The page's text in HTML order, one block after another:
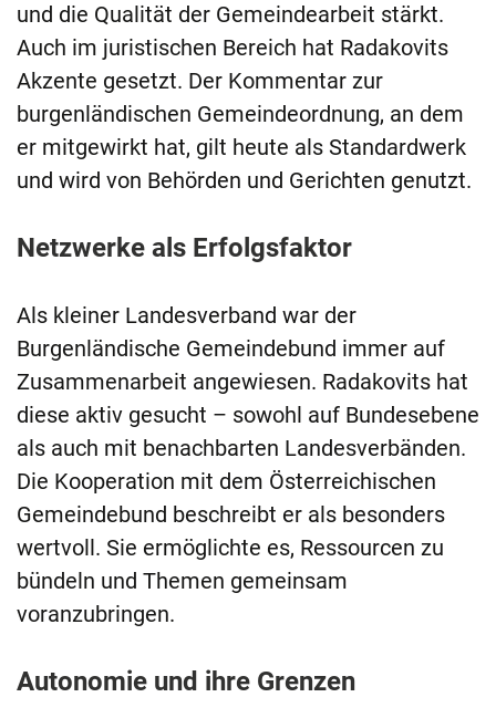
und die Qualität der Gemeindearbeit stärkt.
Auch im juristischen Bereich hat Radakovits
Akzente gesetzt. Der Kommentar zur
burgenländischen Gemeindeordnung, an dem
er mitgewirkt hat, gilt heute als Standardwerk
und wird von Behörden und Gerichten genutzt.
Netzwerke als Erfolgsfaktor
Als kleiner Landesverband war der
Burgenländische Gemeindebund immer auf
Zusammenarbeit angewiesen. Radakovits hat
diese aktiv gesucht – sowohl auf Bundesebene
als auch mit benachbarten Landesverbänden.
Die Kooperation mit dem Österreichischen
Gemeindebund beschreibt er als besonders
wertvoll. Sie ermöglichte es, Ressourcen zu
bündeln und Themen gemeinsam
voranzubringen.
Autonomie und ihre Grenzen